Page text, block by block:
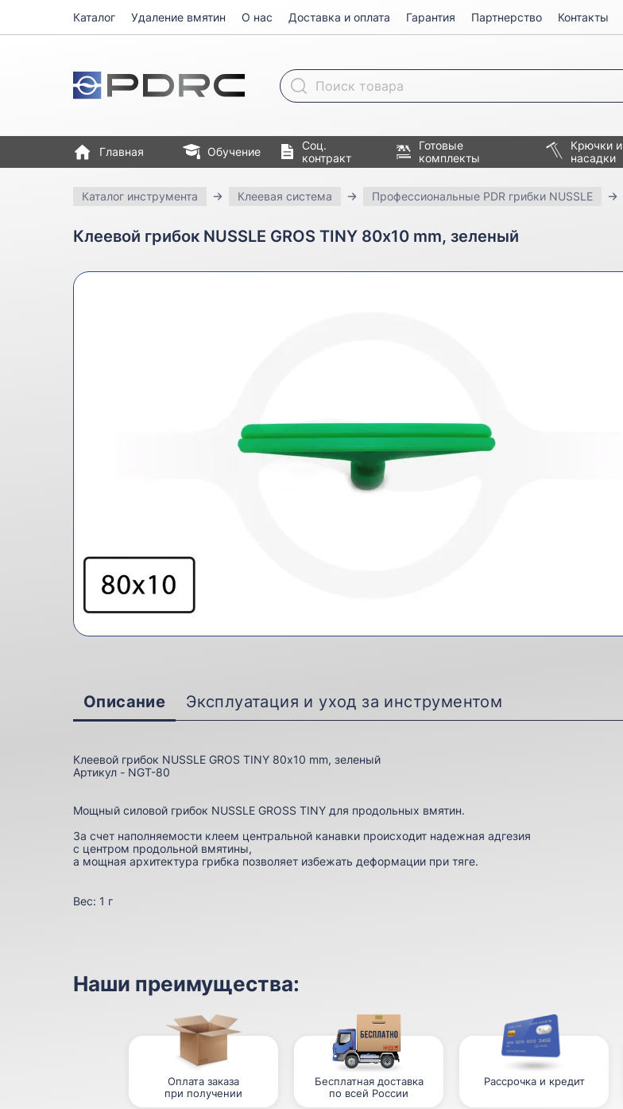
Поиск товара
Каталог Удаление вмятин О нас Доставка и оплата Гарантия Партнерство Контакты
Главная Обучение
Соц.
контракт
Готовые
комплекты
Крючки и
насадки
Каталог инструмента Клеевая система Профессиональные PDR грибки NUSSLE
Клеевой грибок NUSSLE GROS TINY 80х10 mm, зеленый
Описание Эксплуатация и уход за инструментом
Клеевой грибок NUSSLE GROS TINY 80х10 mm, зеленый
Артикул - NGT-80
Мощный силовой грибок NUSSLE GROSS TINY для продольных вмятин.
За счет наполняемости клеем центральной канавки происходит надежная адгезия
с центром продольной вмятины,
а мощная архитектура грибка позволяет избежать деформации при тяге.
Вес: 1 г
Наши преимущества:
Оплата заказа
при получении
Бесплатная доставка
по всей России
Рассрочка и кредит